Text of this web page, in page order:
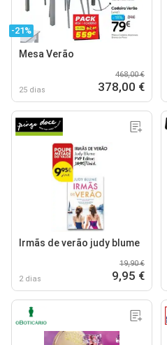
-21%
Mesa Verão
25 dias
468,00 €
378,00 €
Irmãs de verão judy blume
2 dias
19,90 €
9,95 €